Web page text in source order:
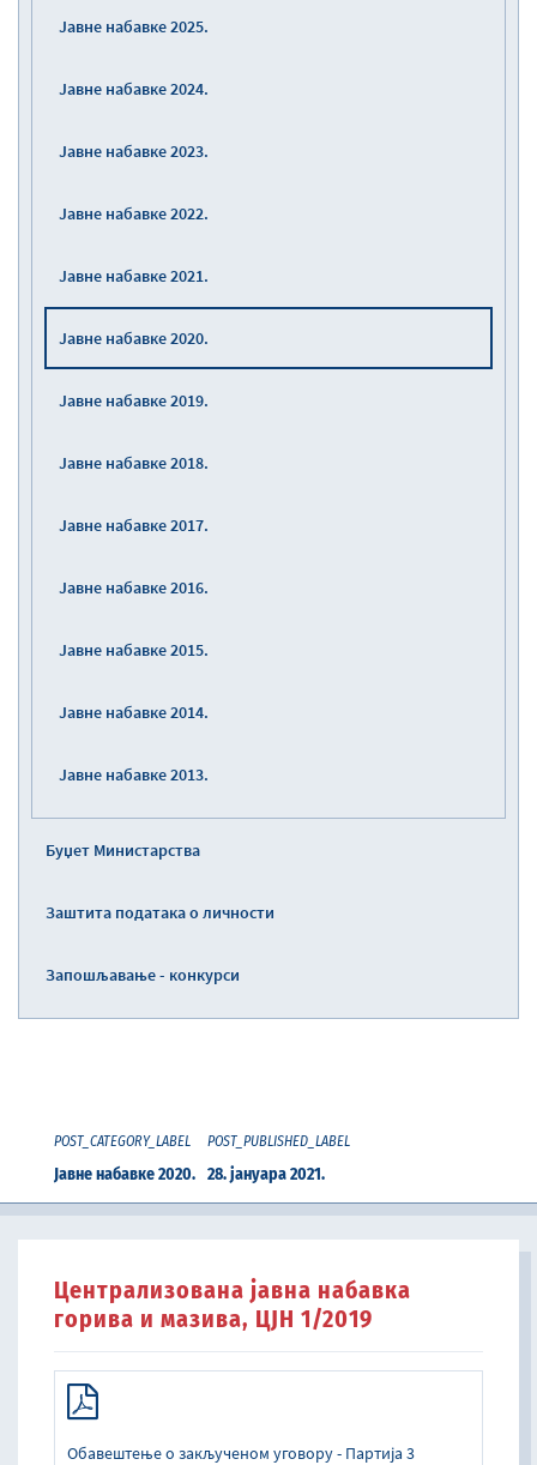
Јавне набавке 2025.
Јавне набавке 2024.
Јавне набавке 2023.
Јавне набавке 2022.
Јавне набавке 2021.
Јавне набавке 2020.
Јавне набавке 2019.
Јавне набавке 2018.
Јавне набавке 2017.
Јавне набавке 2016.
Јавне набавке 2015.
Јавне набавке 2014.
Јавне набавке 2013.
Буџет Министарства
Заштита података о личности
Запошљавање - конкурси
POST_CATEGORY_LABEL
Јавне набавке 2020.
POST_PUBLISHED_LABEL
28. јануара 2021.
Централизована јавна набавка
горива и мазива, ЦЈН 1/2019
Обавештење о закљученом уговору - Партија 3